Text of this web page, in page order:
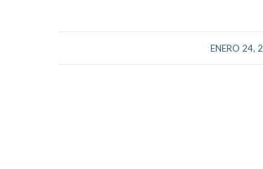
ENERO 24,
/